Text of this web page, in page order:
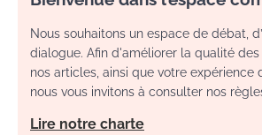
Nous souhaitons un espace de débat,
dialogue. Afin d'améliorer la qualité
nos articles, ainsi que votre expérience
nous vous invitons à consulter nos
Lire notre charte